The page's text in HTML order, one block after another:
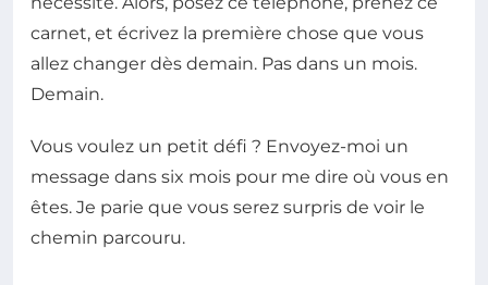
carnet, et écrivez la première chose que vous
allez changer dès demain. Pas dans un mois.
Demain.
Vous voulez un petit défi ? Envoyez-moi un
message dans six mois pour me dire où vous en
êtes. Je parie que vous serez surpris de voir le
chemin parcouru.